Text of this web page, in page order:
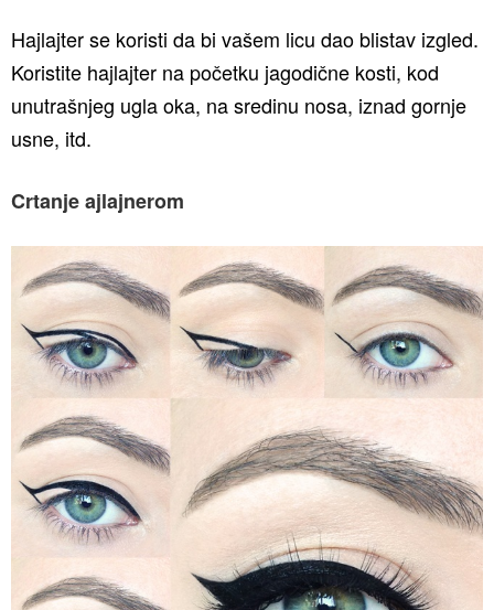
Hajlajter se koristi da bi vašem licu dao blistav izgled.
Koristite hajlajter na početku jagodične kosti, kod
unutrašnjeg ugla oka, na sredinu nosa, iznad gornje
usne, itd.
Crtanje ajlajnerom